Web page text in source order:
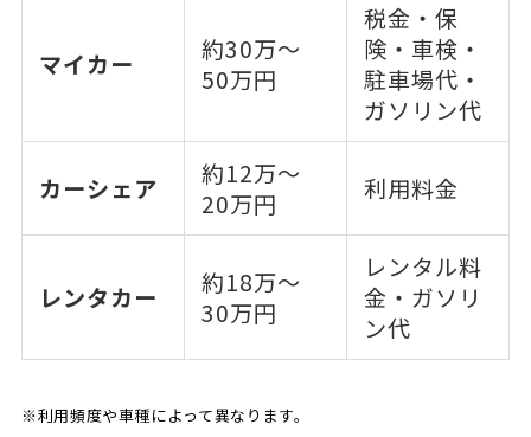
マイカー
約30万〜
50万円
税金・保
険・車検・
駐車場代・
ガソリン代
カーシェア
約12万〜
20万円
利用料金
レンタカー
約18万〜
30万円
レンタル料
金・ガソリ
ン代
※利用頻度や車種によって異なります。